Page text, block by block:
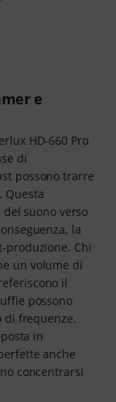
e
HD-660 Pro
di
possono trarre
Questa
suono verso
la
produzione. Chi
un volume di
il
possono
di frequenze.
in
anche
concentrarsi